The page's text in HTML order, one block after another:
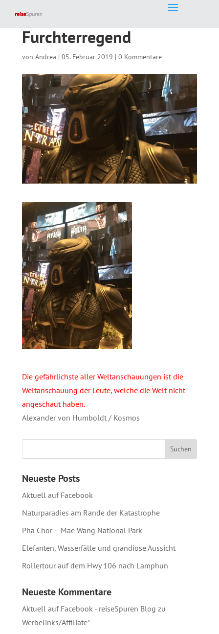
Furchterregend
von Andrea | 05. Februar 2019 | 0 Kommentare
Die gefährlichste aller Weltanschauungen ist die
Weltanschauung der Leute, welche die Welt nicht
angeschaut haben.
Alexander von Humboldt / Kosmos
Neueste Posts
Aktuell auf Facebook
Naturparadies am Rande der Katastrophe
Pha Chor – Mae Wang National Park
Elefanten, Wasserfälle und grandiose Aussicht
Rollertour auf dem Hwy 106 nach Lamphun
Neueste Kommentare
Aktuell auf Facebook - reiseSpuren Blog zu
Werbelinks/Affiliate*